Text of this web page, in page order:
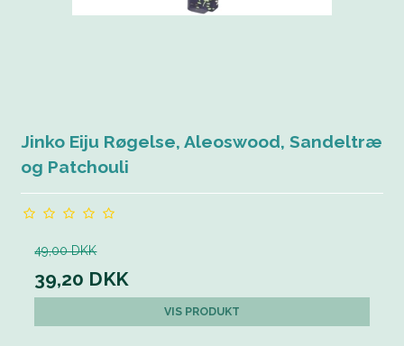
Jinko Eiju Røgelse, Aleoswood, Sandeltræ
og Patchouli
49,00 DKK
39,20 DKK
VIS PRODUKT